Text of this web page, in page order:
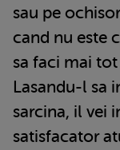
sau pe
cand nu este
sa faci mai
Lasandu-l sa
sarcina, il vei
satisfacator